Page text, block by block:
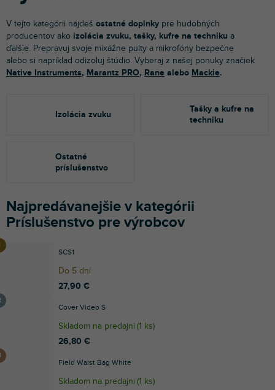
V tejto kategórii nájdeš ostatné doplnky pre hudobných
producentov ako izolácia zvuku, tašky, kufre na techniku a
ďalšie. Prepravuj svoje mixážne pulty a mikrofóny bezpečne
alebo si napríklad odizoluj štúdio. Vyberaj z našej ponuky značiek
Native Instruments, Marantz PRO, Rane alebo Mackie.
Izolácia zvuku
Tašky a kufre na
techniku
Ostatné
príslušenstvo
Najpredávanejšie v kategórii
Príslušenstvo pre výrobcov
SCS1
Do 5 dní
27,90 €
Cover Video S
Skladom na predajni (1 ks)
26,80 €
Field Waist Bag White
Skladom na predajni (1 ks)